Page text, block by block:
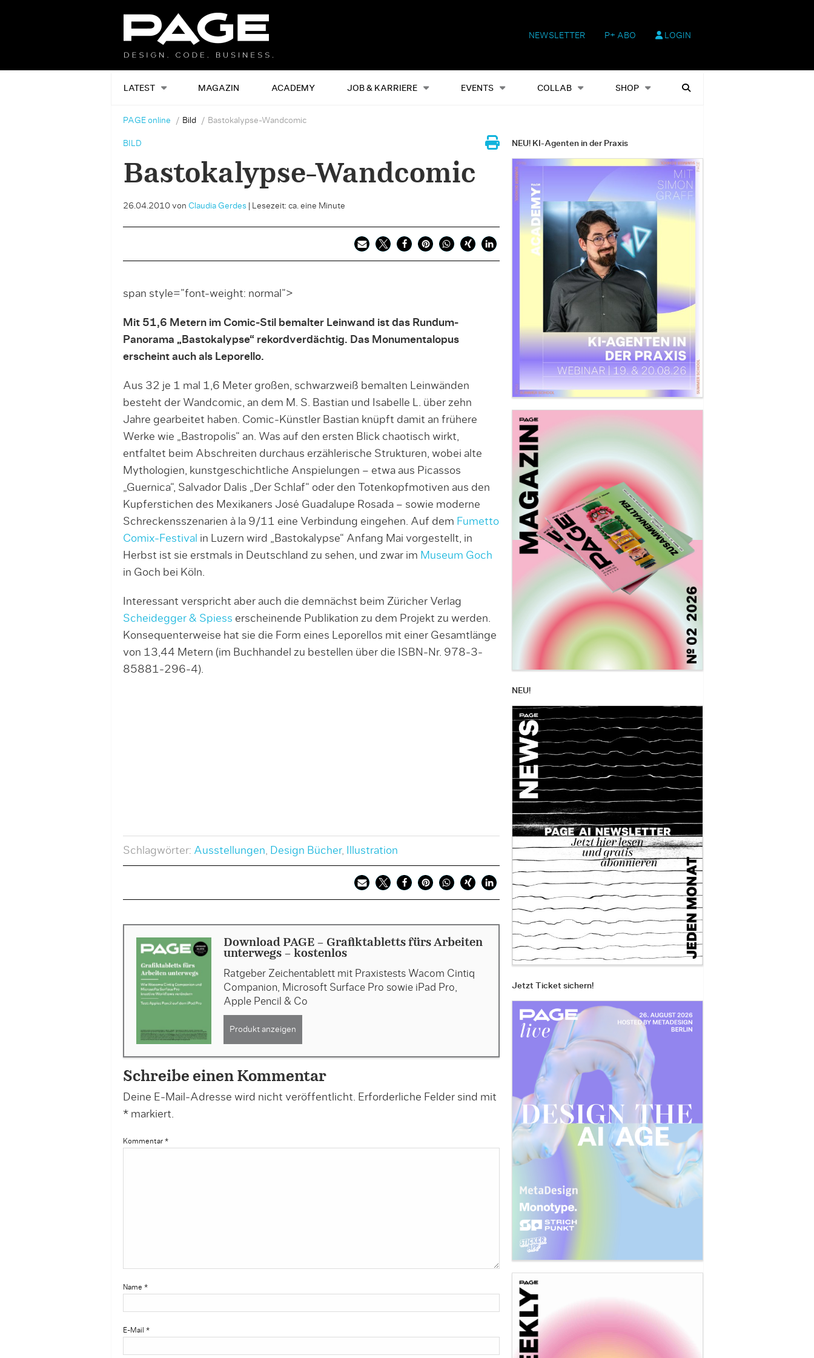
NEWSLETTER P+ ABO LOGIN
LATEST MAGAZIN ACADEMY JOB & KARRIERE EVENTS COLLAB SHOP
Alles Events Shop Heftausgaben Suchen
PAGE online Bild Bastokalypse-Wandcomic
BILD
Bastokalypse-Wandcomic
26.04.2010 von Claudia Gerdes Lesezeit: ca. eine Minute
span style=”font-weight: normal”>
Mit 51,6 Metern im Comic-Stil bemalter Leinwand ist das Rundum-
Panorama „Bastokalypse“ rekordverdächtig. Das Monumentalopus
erscheint auch als Leporello.
Aus 32 je 1 mal 1,6 Meter großen, schwarzweiß bemalten Leinwänden
besteht der Wandcomic, an dem M. S. Bastian und Isabelle L. über zehn
Jahre gearbeitet haben. Comic-Künstler Bastian knüpft damit an frühere
Werke wie „Bastropolis“ an. Was auf den ersten Blick chaotisch wirkt,
entfaltet beim Abschreiten durchaus erzählerische Strukturen, wobei alte
Mythologien, kunstgeschichtliche Anspielungen – etwa aus Picassos
„Guernica“, Salvador Dalis „Der Schlaf“ oder den Totenkopfmotiven aus den
Kupferstichen des Mexikaners José Guadalupe Rosada – sowie moderne
Schreckensszenarien à la 9/11 eine Verbindung eingehen. Auf dem Fumetto
Comix-Festival in Luzern wird „Bastokalypse“ Anfang Mai vorgestellt, in
Herbst ist sie erstmals in Deutschland zu sehen, und zwar im Museum Goch
in Goch bei Köln.
Interessant verspricht aber auch die demnächst beim Züricher Verlag
Scheidegger & Spiess erscheinende Publikation zu dem Projekt zu werden.
Konsequenterweise hat sie die Form eines Leporellos mit einer Gesamtlänge
von 13,44 Metern (im Buchhandel zu bestellen über die ISBN-Nr. 978-3-
85881-296-4).
Schlagwörter: Ausstellungen, Design Bücher, Illustration
Download PAGE - Grafiktabletts fürs Arbeiten
unterwegs - kostenlos
Ratgeber Zeichentablett mit Praxistests Wacom Cintiq
Companion, Microsoft Surface Pro sowie iPad Pro,
Apple Pencil & Co
Produkt anzeigen
Schreibe einen Kommentar
Deine E-Mail-Adresse wird nicht veröffentlicht. Erforderliche Felder sind mit
*markiert.
Kommentar *
Name *
E-Mail *
NEU! KI-Agenten in der Praxis
NEU!
Jetzt Ticket sichern!